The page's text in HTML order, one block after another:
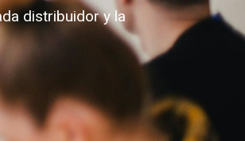
distribuidor y la